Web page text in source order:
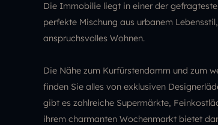
Die Immobilie liegt in einer der
perfekte Mischung aus urbanem
anspruchsvolles Wohnen.
Die Nähe zum Kurfürstendamm und zum
finden Sie alles von exklusiven
gibt es zahlreiche Supermärkte,
ihrem charmanten Wochenmarkt bietet